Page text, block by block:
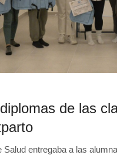
de las
entregaba a las